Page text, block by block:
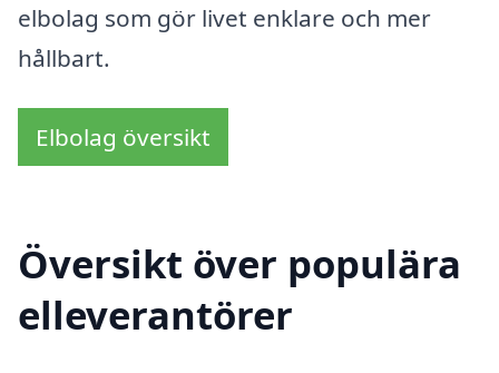
elbolag som gör livet enklare och mer
hållbart.
Elbolag översikt
Översikt över populära
elleverantörer